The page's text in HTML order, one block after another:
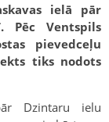
ielā pār
Pēc Ventspils
pievedceļu
tiks nodots
Dzintaru ielu